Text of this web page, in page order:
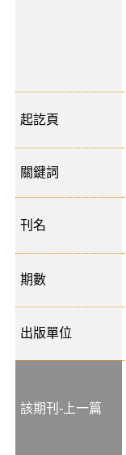
起訖頁
關鍵詞
刊名
期數
出版單位
該期刊-上一篇